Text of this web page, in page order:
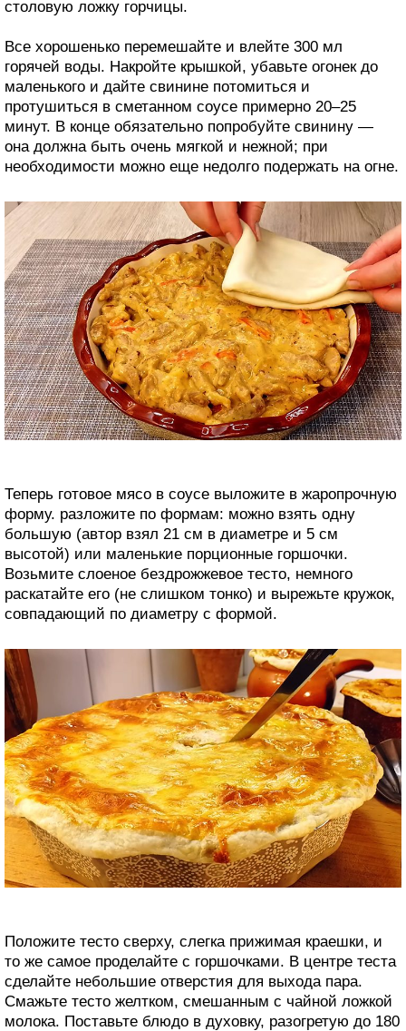
столовую ложку горчицы.
Все хорошенько перемешайте и влейте 300 мл
горячей воды. Накройте крышкой, убавьте огонек до
маленького и дайте свинине потомиться и
протушиться в сметанном соусе примерно 20–25
минут. В конце обязательно попробуйте свинину —
она должна быть очень мягкой и нежной; при
необходимости можно еще недолго подержать на огне.
Теперь готовое мясо в соусе выложите в жаропрочную
форму. разложите по формам: можно взять одну
большую (автор взял 21 см в диаметре и 5 см
высотой) или маленькие порционные горшочки.
Возьмите слоеное бездрожжевое тесто, немного
раскатайте его (не слишком тонко) и вырежьте кружок,
совпадающий по диаметру с формой.
Положите тесто сверху, слегка прижимая краешки, и
то же самое проделайте с горшочками. В центре теста
сделайте небольшие отверстия для выхода пара.
Смажьте тесто желтком, смешанным с чайной ложкой
молока. Поставьте блюдо в духовку, разогретую до 180